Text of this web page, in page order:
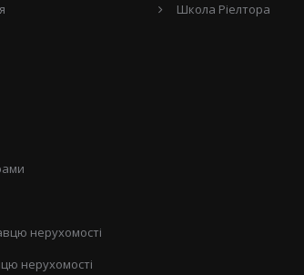
нерухомості
нерухомості
Школа Ріелтора